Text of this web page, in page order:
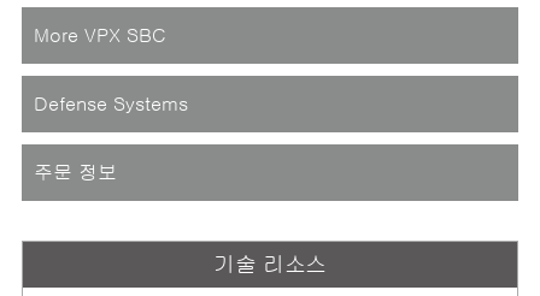
More VPX SBC
Defense Systems
주문 정보
기술 리소스